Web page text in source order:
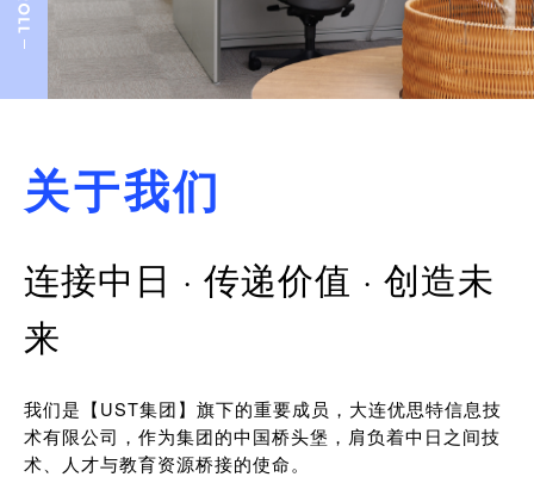
关于我们
连接中日 · 传递价值 · 创造未
来
我们是【UST集团】旗下的重要成员，大连优思特信息技
术有限公司，作为集团的中国桥头堡，肩负着中日之间技
术、人才与教育资源桥接的使命。